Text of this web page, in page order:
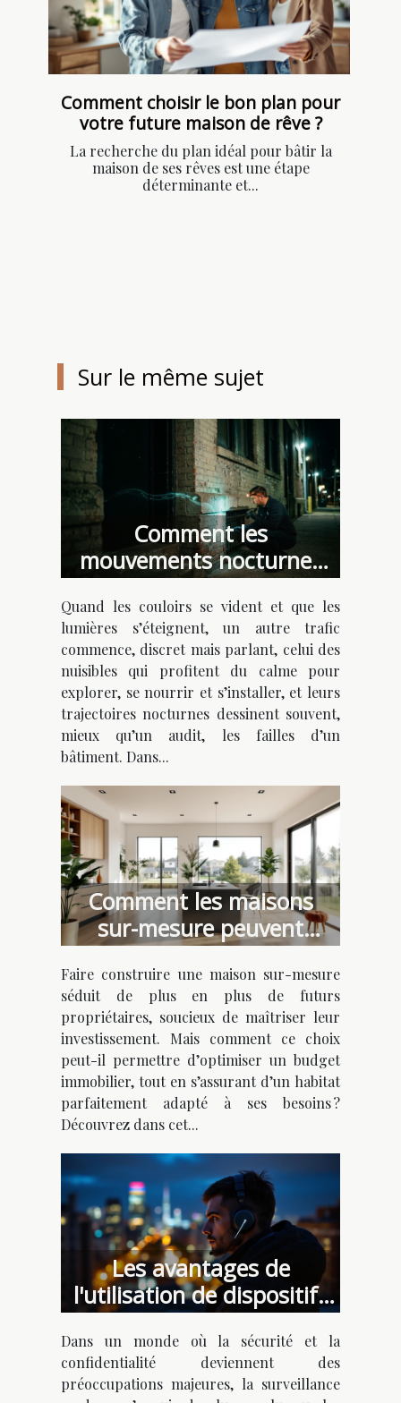
Comment choisir le bon plan pour
votre future maison de rêve ?
La recherche du plan idéal pour bâtir la
maison de ses rêves est une étape
déterminante et...
Sur le même sujet
Comment les
mouvements nocturnes
des nuisibles révèlent les
failles de sécurité d’un
bâtiment
Quand les couloirs se vident et que les
lumières s’éteignent, un autre trafic
commence, discret mais parlant, celui des
nuisibles qui profitent du calme pour
explorer, se nourrir et s’installer, et leurs
trajectoires nocturnes dessinent souvent,
mieux qu’un audit, les failles d’un
bâtiment. Dans...
Comment les maisons
sur-mesure peuvent
optimiser votre budget ?
Faire construire une maison sur-mesure
séduit de plus en plus de futurs
propriétaires, soucieux de maîtriser leur
investissement. Mais comment ce choix
peut-il permettre d’optimiser un budget
immobilier, tout en s’assurant d’un habitat
parfaitement adapté à ses besoins ?
Découvrez dans cet...
Les avantages de
l'utilisation de dispositifs
d'écoute discrets dans la
surveillance moderne
Dans un monde où la sécurité et la
confidentialité deviennent des
préoccupations majeures, la surveillance